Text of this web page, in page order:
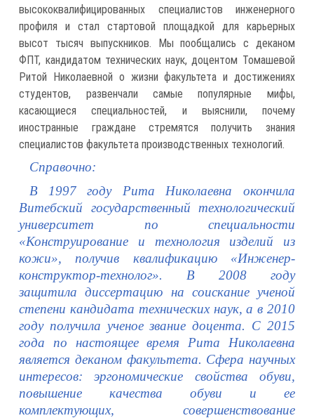
высококвалифицированных специалистов инженерного
профиля и стал стартовой площадкой для карьерных
высот тысяч выпускников. Мы пообщались с деканом
ФПТ, кандидатом технических наук, доцентом Томашевой
Ритой Николаевной о жизни факультета и достижениях
студентов, развенчали самые популярные мифы,
касающиеся специальностей, и выяснили, почему
иностранные граждане стремятся получить знания
специалистов факультета производственных технологий.
Справочно:
В 1997 году Рита Николаевна окончила
Витебский государственный технологический
университет по специальности
«Конструирование и технология изделий из
кожи», получив квалификацию «Инженер-
конструктор-технолог». В 2008 году
защитила диссертацию на соискание ученой
степени кандидата технических наук, а в 2010
году получила ученое звание доцента. С 2015
года по настоящее время Рита Николаевна
является деканом факультета. Сфера научных
интересов: эргономические свойства обуви,
повышение качества обуви и ее
комплектующих, совершенствование